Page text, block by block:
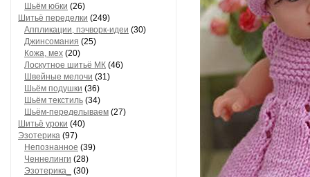
Шьём юбки (26)
Шитьё переделки (249)
Аппликации, пэчворк-идеи (30)
Джинсомания (25)
Кожа, мех (20)
Лоскутное шитьё МК (46)
Швейные мелочи (31)
Шьём подушки (36)
Шьём текстиль (34)
Шьём-переделываем (27)
Шитьё уроки (40)
Эзотерика (97)
Непознанное (39)
Ченнелинги (28)
Эзотерика_
(30)